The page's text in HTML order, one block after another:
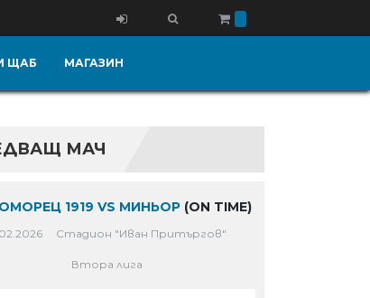
ЩАБ МАГАЗИН
МАЧ
1919 VS МИНЬОР (ON TIME)
Стадион "Иван Притъргов"
Втора лига